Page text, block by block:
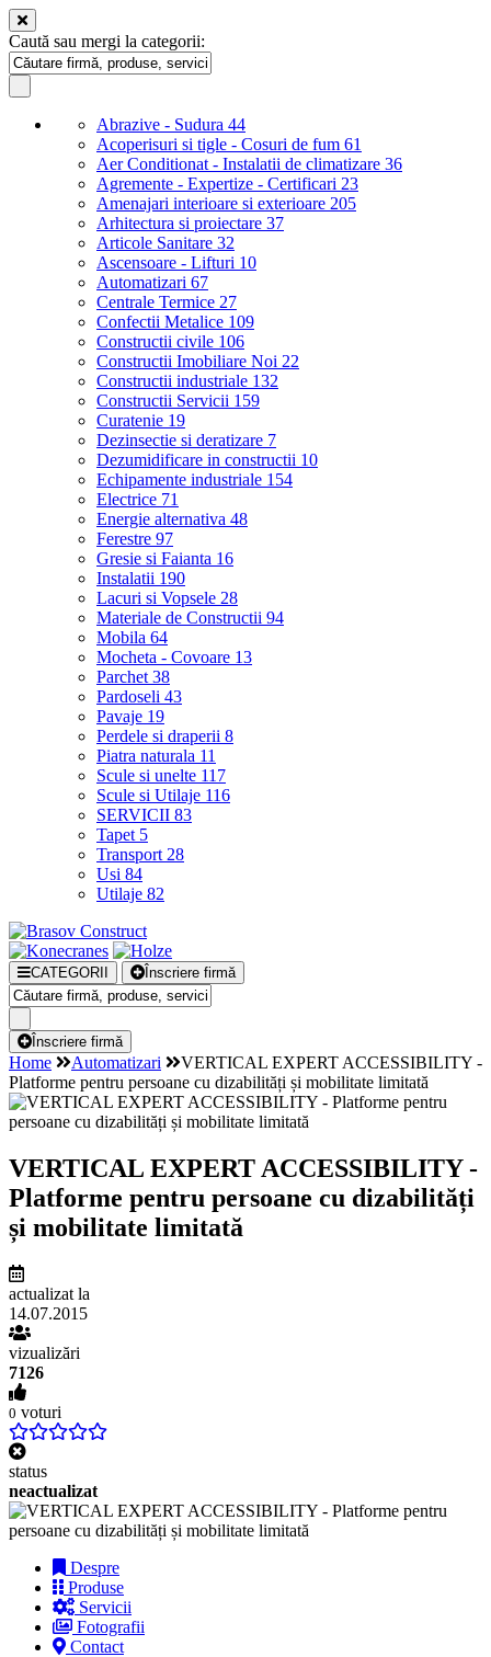
Caută sau mergi la categorii:
Abrazive - Sudura 44
Acoperisuri si tigle - Cosuri de fum 61
Aer Conditionat - Instalatii de climatizare 36
Agremente - Expertize - Certificari 23
Amenajari interioare si exterioare 205
Arhitectura si proiectare 37
Articole Sanitare 32
Ascensoare - Lifturi 10
Automatizari 67
Centrale Termice 27
Confectii Metalice 109
Constructii civile 106
Constructii Imobiliare Noi 22
Constructii industriale 132
Constructii Servicii 159
Curatenie 19
Dezinsectie si deratizare 7
Dezumidificare in constructii 10
Echipamente industriale 154
Electrice 71
Energie alternativa 48
Ferestre 97
Gresie si Faianta 16
Instalatii 190
Lacuri si Vopsele 28
Materiale de Constructii 94
Mobila 64
Mocheta - Covoare 13
Parchet 38
Pardoseli 43
Pavaje 19
Perdele si draperii 8
Piatra naturala 11
Scule si unelte 117
Scule si Utilaje 116
SERVICII 83
Tapet 5
Transport 28
Usi 84
Utilaje 82
CATEGORII Înscriere firmă
Înscriere firmă
Home Automatizari
VERTICAL EXPERT ACCESSIBILITY -
Platforme pentru persoane cu dizabilități și mobilitate limitată
VERTICAL EXPERT ACCESSIBILITY -
Platforme pentru persoane cu dizabilități
și mobilitate limitată
actualizat la
14.07.2015
vizualizări
7126
0 voturi
status
neactualizat
Despre
Produse
Servicii
Fotografii
Contact